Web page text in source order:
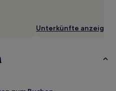
Unterkünfte anzeigen